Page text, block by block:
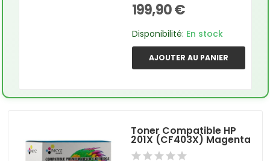
199,90 €
Disponibilité: En stock
AJOUTER AU PANIER
Toner Compatible HP
201X (CF403X) Magenta